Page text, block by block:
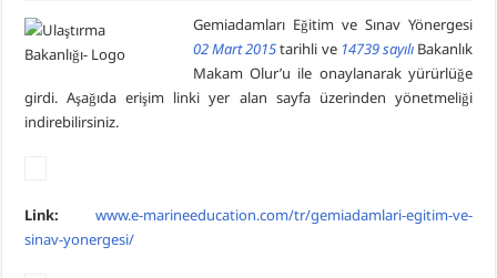
Gemiadamları Eğitim ve Sınav Yönergesi
02 Mart 2015tarihli ve 14739 sayılıBakanlık
Makam Olur’u ile onaylanarak yürürlüğe
girdi. Aşağıda erişim linki yer alan sayfa üzerinden yönetmeliği
indirebilirsiniz.
Link: www.e-marineeducation.com/tr/gemiadamlari-egitim-ve-
sinav-yonergesi/